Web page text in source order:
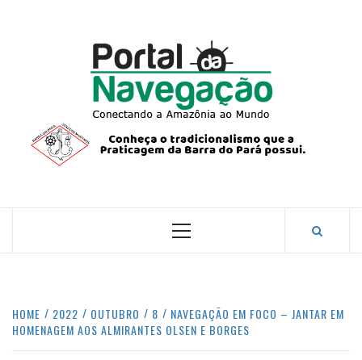
CONECTANDO A AMAZÔNIA COM O MUNDO.
Primary
HOME 2022 OUTUBRO 8
NAVEGAÇÃO EM FOCO – JANTAR EM
HOMENAGEM AOS ALMIRANTES OLSEN E BORGES